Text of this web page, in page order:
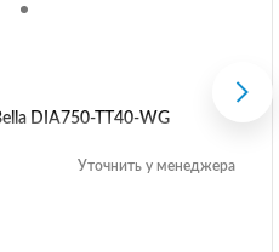
DIA750-TT40-WG
Уточнить у менеджера